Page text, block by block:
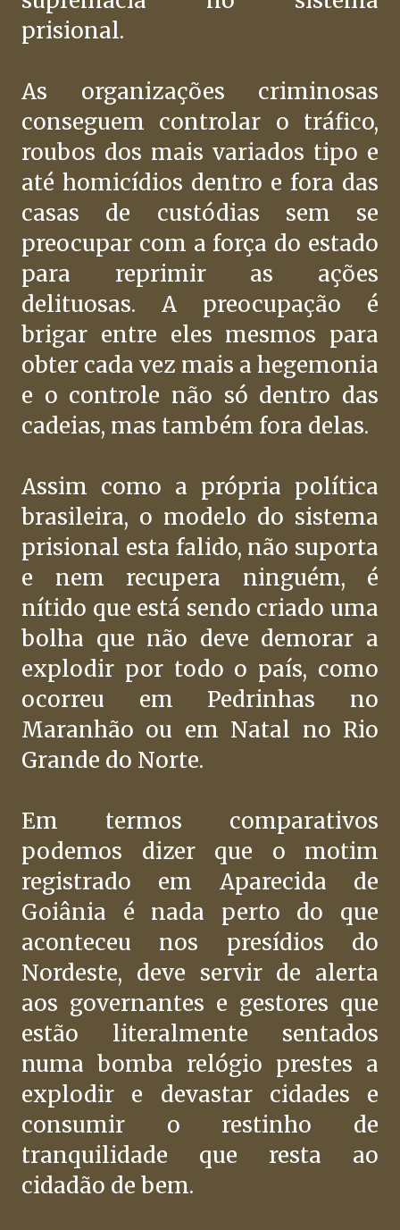
prisional.
As organizações criminosas
conseguem controlar o tráfico,
roubos dos mais variados tipo e
até homicídios dentro e fora das
casas de custódias sem se
preocupar com a força do estado
para reprimir as ações
delituosas. A preocupação é
brigar entre eles mesmos para
obter cada vez mais a hegemonia
e o controle não só dentro das
cadeias, mas também fora delas.
Assim como a própria política
brasileira, o modelo do sistema
prisional esta falido, não suporta
e nem recupera ninguém, é
nítido que está sendo criado uma
bolha que não deve demorar a
explodir por todo o país, como
ocorreu em Pedrinhas no
Maranhão ou em Natal no Rio
Grande do Norte.
Em termos comparativos
podemos dizer que o motim
registrado em Aparecida de
Goiânia é nada perto do que
aconteceu nos presídios do
Nordeste, deve servir de alerta
aos governantes e gestores que
estão literalmente sentados
numa bomba relógio prestes a
explodir e devastar cidades e
consumir o restinho de
tranquilidade que resta ao
cidadão de bem.